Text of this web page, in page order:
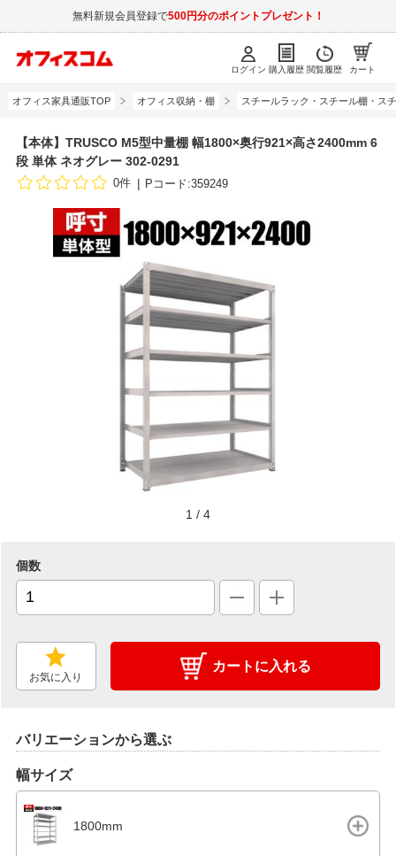
無料新規会員登録で500円分のポイントプレゼント！
ログイン 購入履歴 閲覧履歴 カート
オフィス家具通販TOP オフィス収納・棚 スチールラック・スチール棚・ス
【本体】TRUSCO M5型中量棚 幅1800×奥行921×高さ2400mm 6
段 単体 ネオグレー 302-0291
0件 Pコード:359249
1 / 4
個数
お気に入り
カートに入れる
バリエーションから選ぶ
幅サイズ
1800mm